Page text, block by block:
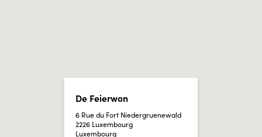
De Feierwon
6 Rue du Fort Niedergruenewald
2226 Luxembourg
Luxembourg